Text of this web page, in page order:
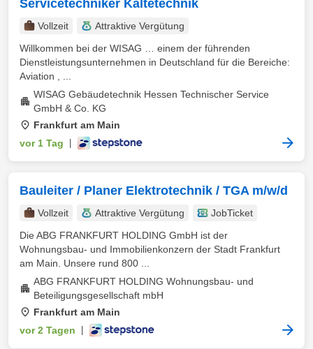
Servicetechniker Kältetechnik
Vollzeit
Attraktive Vergütung
Willkommen bei der WISAG … einem der führenden
Dienstleistungsunternehmen in Deutschland für die Bereiche:
Aviation , ...
WISAG Gebäudetechnik Hessen Technischer Service
GmbH & Co. KG
Frankfurt am Main
vor 1 Tag
Bauleiter / Planer Elektrotechnik / TGA m/w/d
Vollzeit Attraktive Vergütung
JobTicket
Die ABG FRANKFURT HOLDING GmbH ist der
Wohnungsbau- und Immobilienkonzern der Stadt Frankfurt
am Main. Unsere rund 800 ...
ABG FRANKFURT HOLDING Wohnungsbau- und
Beteiligungsgesellschaft mbH
Frankfurt am Main
vor 2 Tagen